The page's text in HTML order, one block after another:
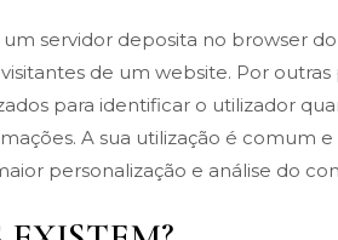
servidor deposita no browser
de um website. Por
para identificar o utilizador
A sua utilização é
personalização e análise do